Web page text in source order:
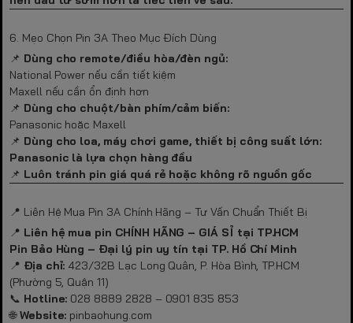
6. Mẹo Chọn Pin 3A Theo Mục Đích Dùng
📌 Dùng cho remote/điều hòa/đèn ngủ:
National Power nếu cần tiết kiệm
Maxell nếu cần ổn định hơn
📌 Dùng cho chuột/bàn phím/cảm biến:
Panasonic hoặc Maxell
📌 Dùng cho loa, máy chơi game, thiết bị công suất lớn:
Panasonic là lựa chọn hàng đầu
📌 Luôn tránh pin giá quá rẻ hoặc không rõ nguồn gốc
📍 Liên Hệ Mua Pin 3A Chính Hãng – Tư Vấn Chuẩn Thiết Bị
📍 Liên hệ mua pin CHÍNH HÃNG – GIÁ SỈ tại TP.HCM
Pin Bảo Hùng – Đại lý pin uy tín tại TP. Hồ Chí Minh
📍 Địa chỉ: 423/32B Lạc Long Quân, P. Hòa Bình, TP.HCM
(Phường 5, Quận 11)
📞 Hotline: 028 8889 2828 – 0901 835 853
🌐Website: pinbaohung.com